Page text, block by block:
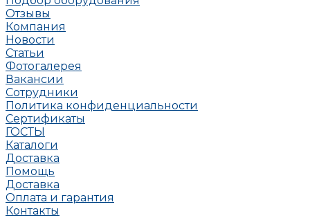
Отзывы
Компания
Новости
Статьи
Фотогалерея
Вакансии
Сотрудники
Политика конфиденциальности
Сертификаты
ГОСТЫ
Каталоги
Доставка
Помощь
Доставка
Оплата и гарантия
Контакты